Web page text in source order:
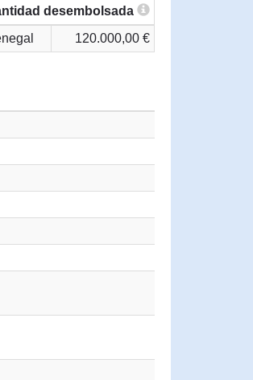
desembolsada
120.000,00 €